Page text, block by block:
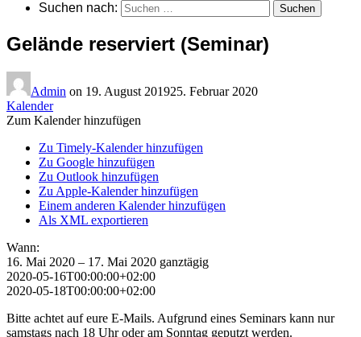
Suchen nach:
Gelände reserviert (Seminar)
Admin on 19. August 201925. Februar 2020
Kalender
Zum Kalender hinzufügen
Zu Timely-Kalender hinzufügen
Zu Google hinzufügen
Zu Outlook hinzufügen
Zu Apple-Kalender hinzufügen
Einem anderen Kalender hinzufügen
Als XML exportieren
Wann:
16. Mai 2020 – 17. Mai 2020 ganztägig
2020-05-16T00:00:00+02:00
2020-05-18T00:00:00+02:00
Bitte achtet auf eure E-Mails. Aufgrund eines Seminars kann nur
samstags nach 18 Uhr oder am Sonntag geputzt werden.